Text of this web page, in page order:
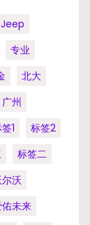
Jeep
专业
北大
广州
1
标签2
标签二
沃
未来